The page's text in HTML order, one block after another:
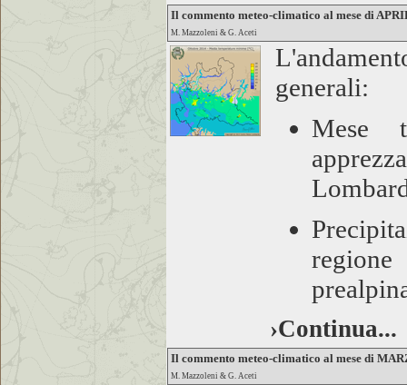
Il commento meteo-climatico al mese di
M. Mazzoleni & G. Aceti
generali:
Mese
›Continua...
Il commento meteo-climatico al mese di
M. Mazzoleni & G. Aceti